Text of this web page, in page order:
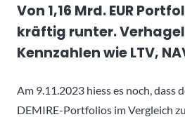
Von 1,16 Mrd. EUR
kräftig runter.
Kennzahlen wie LTV,
Am 9.11.2023 hiess es noch, dass
DEMIRE-Portfolios im Vergleich